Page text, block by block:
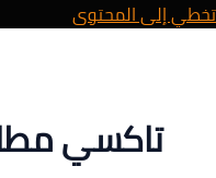
تخطي إلى المحتوى
تاكسي